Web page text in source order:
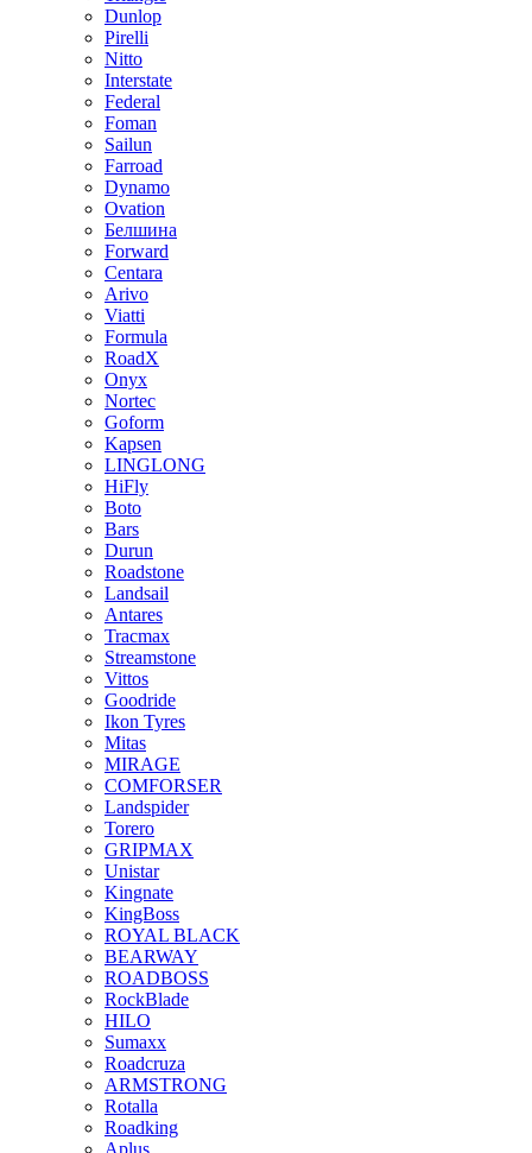
Dunlop
Pirelli
Nitto
Interstate
Federal
Foman
Sailun
Farroad
Dynamo
Ovation
Белшина
Forward
Centara
Arivo
Viatti
Formula
RoadX
Onyx
Nortec
Goform
Kapsen
LINGLONG
HiFly
Boto
Bars
Durun
Roadstone
Landsail
Antares
Tracmax
Streamstone
Vittos
Goodride
Ikon Tyres
Mitas
MIRAGE
COMFORSER
Landspider
Torero
GRIPMAX
Unistar
Kingnate
KingBoss
ROYAL BLACK
BEARWAY
ROADBOSS
RockBlade
HILO
Sumaxx
Roadcruza
ARMSTRONG
Rotalla
Roadking
Aplus